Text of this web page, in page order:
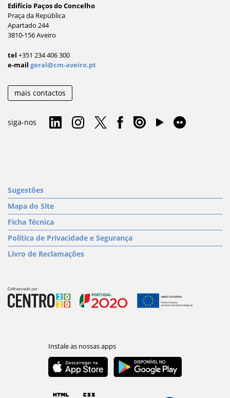
Edifício Paços do Concelho
Praça da República
Apartado 244
3810-156 Aveiro
tel +351 234 406 300
e-mail geral@cm-aveiro.pt
mais contactos
siga-nos
Sugestões
Mapa do Site
Ficha Técnica
Política de Privacidade e Segurança
Livro de Reclamações